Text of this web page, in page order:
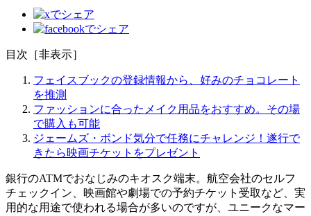
目次 ［非表示］
フェイスブックの登録情報から、好みのチョコレート
を推測
ファッションに合ったメイク用品をおすすめ。その場
で購入も可能
ジェームズ・ボンド気分で任務にチャレンジ！遂行で
きたら映画チケットをプレゼント
銀行のATMでおなじみのキオスク端末。航空会社のセルフ
チェックイン、映画館や劇場での予約チケット受取など、実
用的な用途で使われる場合が多いのですが、ユニークなマー